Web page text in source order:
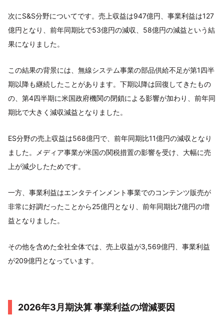
次にS&S分野についてです。売上収益は947億円、事業利益は127
億円となり、前年同期比で53億円の減収、58億円の減益という結
果になりました。
この結果の背景には、無線システム事業の部品供給不足が第1四半
期以降も継続したことがあります。下期以降は回復してきたもの
の、第4四半期に米国政府機関の閉鎖による影響が加わり、前年同
期比で大きく減収減益となりました。
ES分野の売上収益は568億円で、前年同期比11億円の減収となり
ました。メディア事業が米国の関税措置の影響を受け、大幅に売
上が減少したためです。
一方、事業利益はエンタテインメント事業でのコンテンツ販売が
非常に好調だったことから25億円となり、前年同期比7億円の増
益となりました。
その他を含めた全社全体では、売上収益が3,569億円、事業利益
が209億円となっています。
2026年3月期決算 事業利益の増減要因